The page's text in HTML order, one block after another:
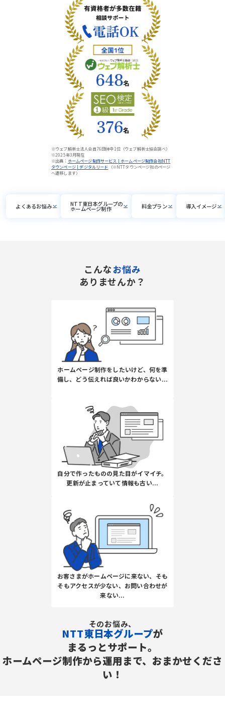
※ウェブ解析士法人会員76団体中1位（ウェブ解析士協会調べ）
※2025年3月現在
※出典： ホームページ制作サービス | ホームページ制作会社NTT
タウンページ | デジタルリード （※NTTタウンページ社のページ
へ遷移します）
よくあるお悩み NTT東日本グループの
ホームページ制作 料金プラン 導入イメージ
こんなお悩み
ありませんか？
ホームページ制作をしたいけど、何を準
備し、どう伝えれば良いかわからない...
自分で作ったものの見た目がイマイチ。
更新が止まっていて情報も古い...
お客さまがホームページに来ない、そも
そもアクセスが少ない、お問い合わせが
来ない...
そのお悩み、
NTT東日本グループが
まるっとサポート。
ホームページ制作から運用まで、おまかせくださ
い！